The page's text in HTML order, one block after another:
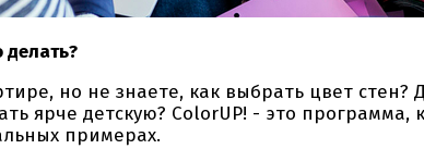
но не знаете, как выбрать цвет стен?
ярче детскую? ColorUP! - это
примерах.